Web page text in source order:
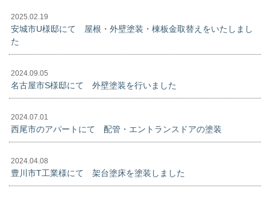
2025.02.19
安城市U様邸にて 屋根・外壁塗装・棟板金取替えをいたしまし
た
2024.09.05
名古屋市S様邸にて 外壁塗装を行いました
2024.07.01
西尾市のアパートにて 配管・エントランスドアの塗装
2024.04.08
豊川市T工業様にて 架台塗床を塗装しました